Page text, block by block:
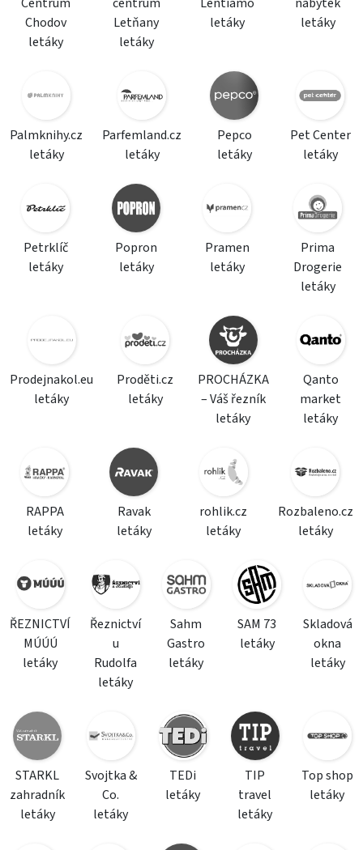
Chodov
letáky
Letňany
letáky
letáky
letáky
Palmknihy.cz
letáky
Parfemland.cz
letáky
Pepco
letáky
Pet Center
letáky
Petrklíč
letáky
Popron
letáky
Pramen
letáky
Prima
Drogerie
letáky
Prodejnakol.eu
letáky
Proděti.cz
letáky
PROCHÁZKA
– Váš řezník
letáky
Qanto
market
letáky
RAPPA
letáky
Ravak
letáky
rohlik.cz
letáky
Rozbaleno.cz
letáky
ŘEZNICTVÍ
MÚÚÚ
letáky
Řeznictví
u
Rudolfa
letáky
Sahm
Gastro
letáky
SAM 73
letáky
Skladová
okna
letáky
STARKL
zahradník
letáky
Svojtka &
Co.
letáky
TEDi
letáky
TIP
travel
letáky
Top shop
letáky